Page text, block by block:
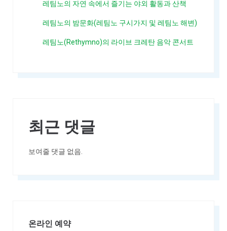
레팀노의 자연 속에서 즐기는 야외 활동과 산책
레팀노의 밤문화(레팀노 구시가지 및 레팀노 해변)
레팀노(Rethymno)의 라이브 크레탄 음악 콘서트
최근 댓글
보여줄 댓글 없음.
온라인 예약